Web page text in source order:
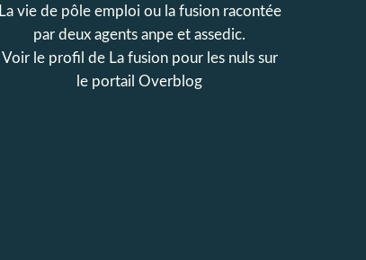
La vie de pôle emploi ou la fusion racontée
par deux agents anpe et assedic.
Voir le profil de La fusion pour les nulssur
le portail Overblog